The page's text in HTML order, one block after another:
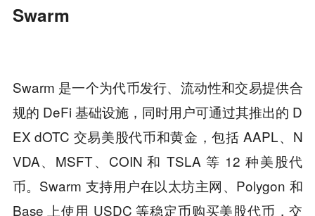
Swarm
Swarm 是一个为代币发行、流动性和交易提供合
规的 DeFi 基础设施，同时用户可通过其推出的 D
EX dOTC 交易美股代币和黄金，包括 AAPL、N
VDA、MSFT、COIN 和 TSLA 等 12 种美股代
币。Swarm 支持用户在以太坊主网、Polygon 和
Base 上使用 USDC 等稳定币购买美股代币，交